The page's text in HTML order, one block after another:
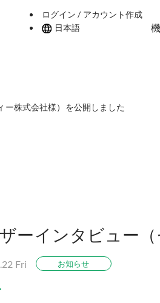
ログイン / アカウント作成
日本語
ー株式会社様）を公開しました
ーインタビュー
Fri お知らせ